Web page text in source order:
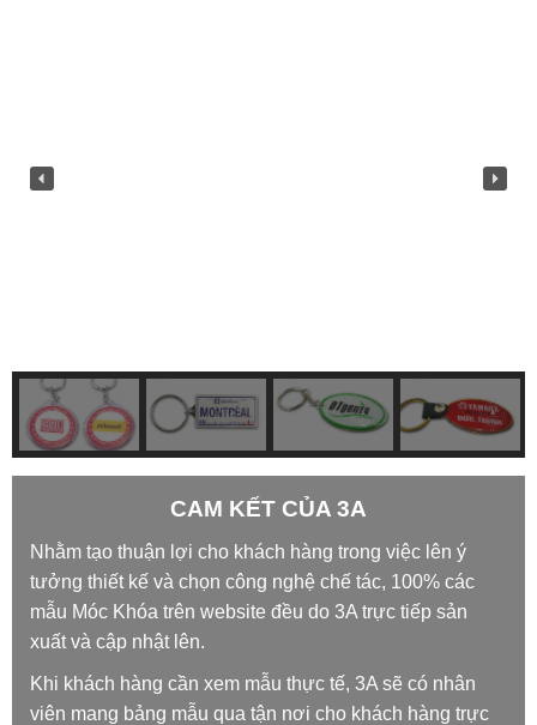
CAM KẾT CỦA 3A
Nhằm tạo thuận lợi cho khách hàng trong việc lên ý
tưởng thiết kế và chọn công nghệ chế tác, 100% các
mẫu Móc Khóa trên website đều do 3A trực tiếp sản
xuất và cập nhật lên.
Khi khách hàng cần xem mẫu thực tế, 3A sẽ có nhân
viên mang bảng mẫu qua tận nơi cho khách hàng trực